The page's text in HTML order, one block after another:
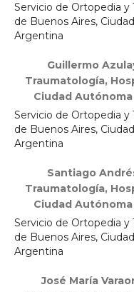
Servicio de Ortopedia
de Buenos Aires,
Argentina
Guillermo
Traumatología,
Ciudad
Servicio de Ortopedia
de Buenos Aires,
Argentina
Santiago
Traumatología,
Ciudad
Servicio de Ortopedia
de Buenos Aires,
Argentina
José María